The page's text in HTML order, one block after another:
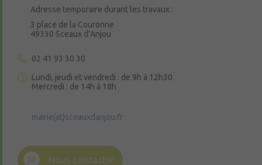
Adresse temporaire durant les travaux :
3 place de la Couronne
49330 Sceaux d’Anjou
02 41 93 30 30
Lundi, jeudi et vendredi : de 9h à 12h30
Mercredi : de 14h à 18h
mairie(at)sceauxdanjou.fr
Nous contacter